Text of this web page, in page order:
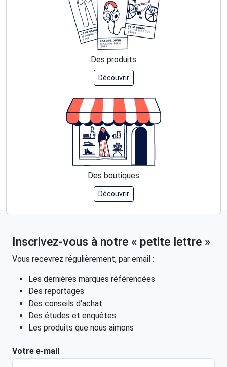
Des produits
Découvrir
Des boutiques
Découvrir
Inscrivez-vous à notre « petite lettre »
Vous recevrez régulièrement, par email :
Les dernières marques référencées
Des reportages
Des conseils d'achat
Des études et enquêtes
Les produits que nous aimons
Votre e-mail